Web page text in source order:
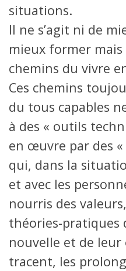
situations.
Il ne s’agit ni de
mieux former mais
chemins du vivre
Ces chemins
du tous capables
à des « outils
en œuvre par des
qui, dans la
et avec les
nourris des
théories-pratiques
nouvelle et de leur
tracent, les